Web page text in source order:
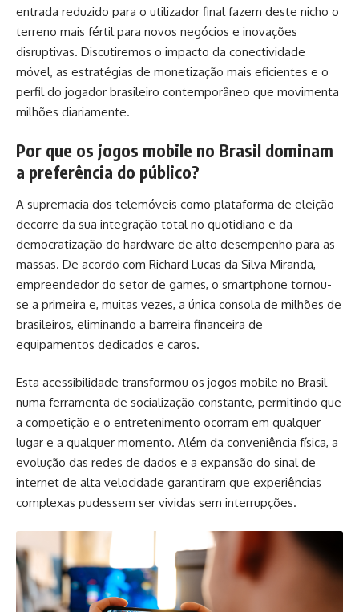
entrada reduzido para o utilizador final fazem deste nicho o
terreno mais fértil para novos negócios e inovações
disruptivas. Discutiremos o impacto da conectividade
móvel, as estratégias de monetização mais eficientes e o
perfil do jogador brasileiro contemporâneo que movimenta
milhões diariamente.
Por que os jogos mobile no Brasil dominam
a preferência do público?
A supremacia dos telemóveis como plataforma de eleição
decorre da sua integração total no quotidiano e da
democratização do hardware de alto desempenho para as
massas. De acordo com Richard Lucas da Silva Miranda,
empreendedor do setor de games, o smartphone tornou-
se a primeira e, muitas vezes, a única consola de milhões de
brasileiros, eliminando a barreira financeira de
equipamentos dedicados e caros.
Esta acessibilidade transformou os jogos mobile no Brasil
numa ferramenta de socialização constante, permitindo que
a competição e o entretenimento ocorram em qualquer
lugar e a qualquer momento. Além da conveniência física, a
evolução das redes de dados e a expansão do sinal de
internet de alta velocidade garantiram que experiências
complexas pudessem ser vividas sem interrupções.